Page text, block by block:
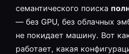
семантического поиска
— без GPU, без облачных
не покидает машину. Вот
работает, какая